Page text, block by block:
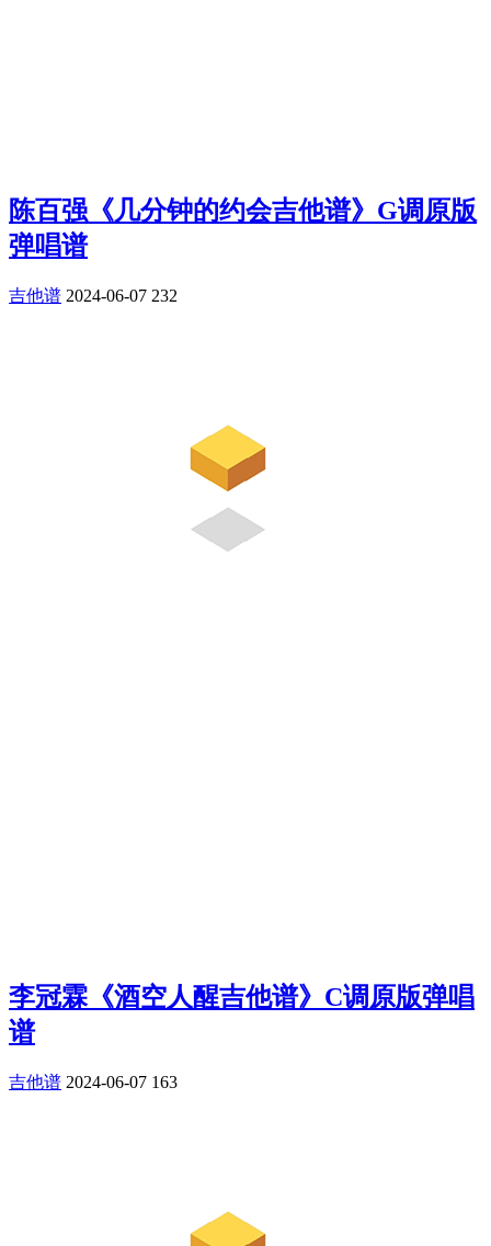
陈百强《几分钟的约会吉他谱》G调原版
弹唱谱
吉他谱 2024-06-07 232
李冠霖《酒空人醒吉他谱》C调原版弹唱
谱
吉他谱 2024-06-07 163